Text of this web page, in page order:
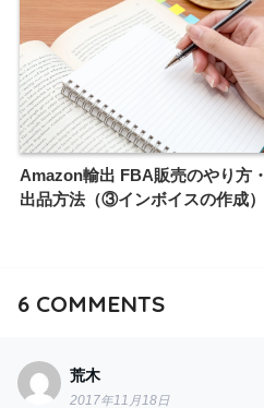
Amazon輸出 FBA販売のやり方・
出品方法（③インボイスの作成）
6COMMENTS
荒木
2017年11月18日